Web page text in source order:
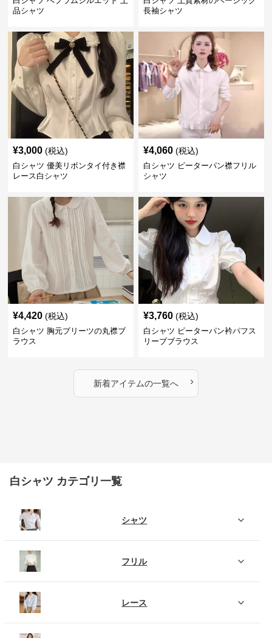
品シャツ
長袖シャツ
¥3,000 (税込)
白シャツ 優美リボンタイ付き襟
レース白シャツ
¥4,060 (税込)
白シャツ ピーターパン襟フリル
シャツ
¥4,420 (税込)
白シャツ 胸元プリーツの丸襟ブ
ラウス
¥3,760 (税込)
白シャツ ピーターパン衿パフス
リーブブラウス
新着アイテムの一覧へ ›
白シャツ カテゴリ一覧
シャツ
フリル
レース